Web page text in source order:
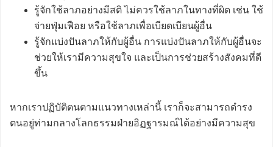
รู้จักใช้ลาภอย่างมีสติ ไม่ควรใช้ลาภในทางที่ผิด เช่น ใช้
จ่ายฟุ่มเฟือย หรือใช้ลาภเพื่อเบียดเบียนผู้อื่น
รู้จักแบ่งปันลาภให้กับผู้อื่น การแบ่งปันลาภให้กับผู้อื่นจะ
ช่วยให้เรามีความสุขใจ และเป็นการช่วยสร้างสังคมที่ดี
ขึ้น
หากเราปฏิบัติตนตามแนวทางเหล่านี้ เราก็จะสามารถดำรง
ตนอยู่ท่ามกลางโลกธรรมฝ่ายอิฏฐารมณ์ได้อย่างมีความสุข